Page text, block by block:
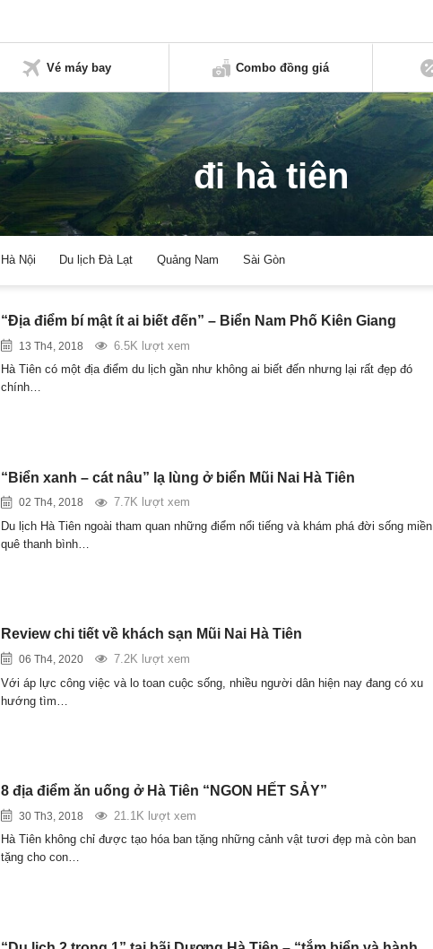
Vé máy bay Combo đồng giá
đi hà tiên
Hà Nội Du lịch Đà Lạt Quảng Nam Sài Gòn
“Địa điểm bí mật ít ai biết đến” – Biển Nam Phố Kiên Giang
13 Th4, 2018
6.5K lượt xem
Hà Tiên có một địa điểm du lịch gần như không ai biết đến nhưng lại rất đẹp đó
chính…
“Biển xanh – cát nâu” lạ lùng ở biển Mũi Nai Hà Tiên
02 Th4, 2018
7.7K lượt xem
Du lịch Hà Tiên ngoài tham quan những điểm nổi tiếng và khám phá đời sống miền
quê thanh bình…
Review chi tiết về khách sạn Mũi Nai Hà Tiên
06 Th4, 2020
7.2K lượt xem
Với áp lực công việc và lo toan cuộc sống, nhiều người dân hiện nay đang có xu
hướng tìm…
8 địa điểm ăn uống ở Hà Tiên “NGON HẾT SẢY”
30 Th3, 2018
21.1K lượt xem
Hà Tiên không chỉ được tạo hóa ban tặng những cảnh vật tươi đẹp mà còn ban
tặng cho con…